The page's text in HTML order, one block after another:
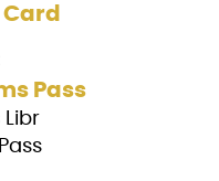
Pass
Libr